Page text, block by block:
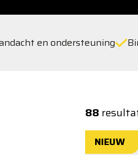
en ondersteuning
88
NIEUW